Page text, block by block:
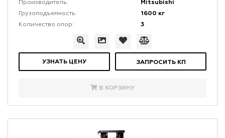
Производитель: Mitsubishi
Грузоподъемность: 1600 кг
Количество опор: 3
УЗНАТЬ ЦЕНУ ЗАПРОСИТЬ КП
В КОРЗИНУ